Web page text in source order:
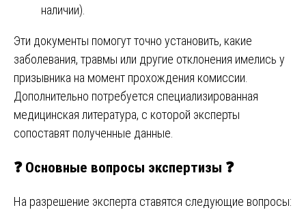
наличии).
Эти документы помогут точно установить, какие
заболевания, травмы или другие отклонения имелись у
призывника на момент прохождения комиссии.
Дополнительно потребуется специализированная
медицинская литература, с которой эксперты
сопоставят полученные данные.
❓ Основные вопросы экспертизы ❓
На разрешение эксперта ставятся следующие вопросы: